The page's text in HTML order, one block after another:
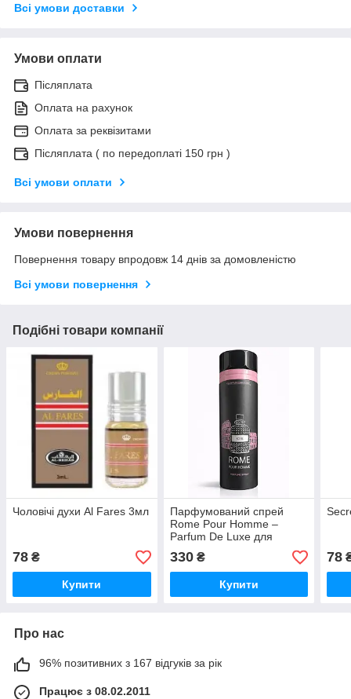
Всі умови доставки
Умови оплати
Післяплата
Оплата на рахунок
Оплата за реквізитами
Післяплата ( по передоплаті 150 грн )
Всі умови оплати
Умови повернення
Повернення товару впродовж 14 днів за домовленістю
Всі умови повернення
Подібні товари компанії
Чоловічі духи Al Fares 3мл
78 ₴
Купити
Парфумований спрей
Rome Pour Homme –
Parfum De Luxe​ для
чоловіків
330₴
Купити
78
Про нас
96% позитивних з 167 відгуків за рік
Працює з 08.02.2011